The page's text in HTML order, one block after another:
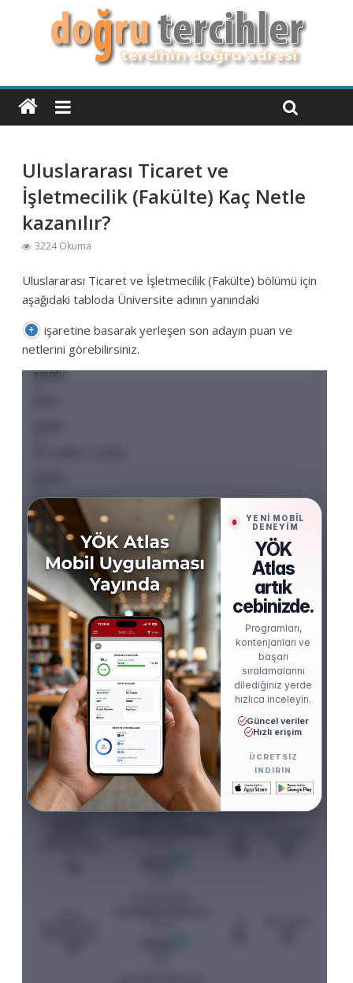
Uluslararası Ticaret ve
İşletmecilik (Fakülte) Kaç Netle
kazanılır?
3224 Okuma
Uluslararası Ticaret ve İşletmecilik (Fakülte) bölümü için
aşağıdaki tabloda Üniversite adının yanındaki
işaretine basarak yerleşen son adayın puan ve
netlerini görebilirsiniz.